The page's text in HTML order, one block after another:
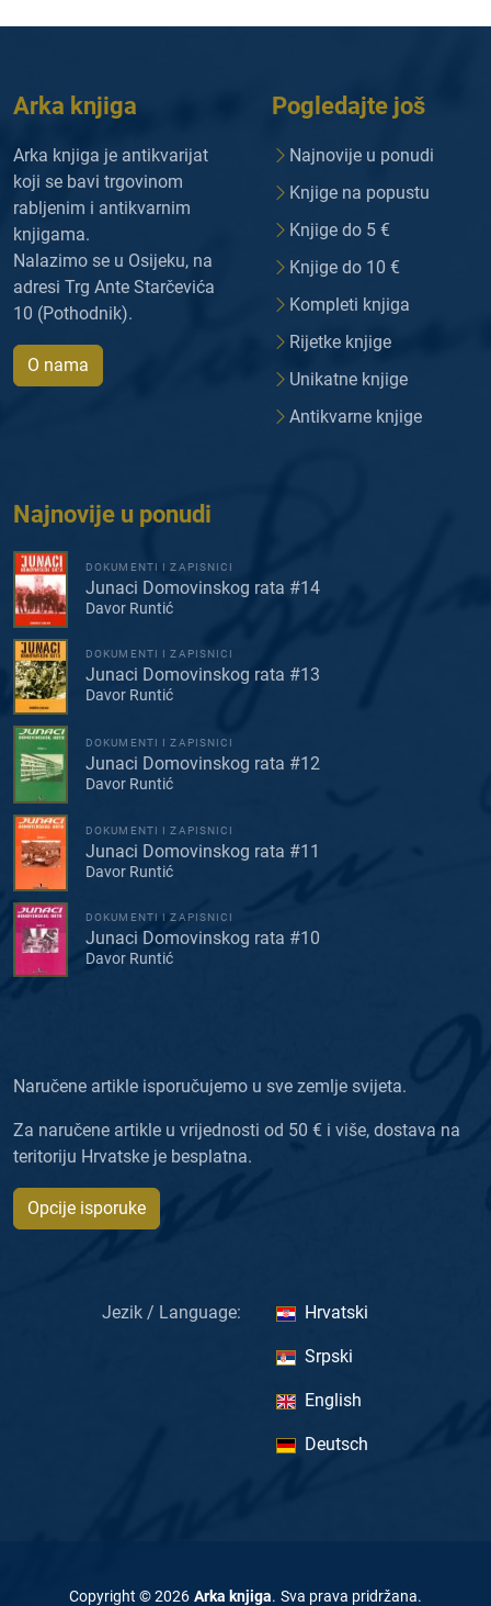
Arka knjiga
Arka knjiga je antikvarijat
koji se bavi trgovinom
rabljenim i antikvarnim
knjigama.
Nalazimo se u Osijeku, na
adresi Trg Ante Starčevića
10 (Pothodnik).
O nama
Pogledajte još
Najnovije u ponudi
Knjige na popustu
Knjige do 5 €
Knjige do 10 €
Kompleti knjiga
Rijetke knjige
Unikatne knjige
Antikvarne knjige
Najnovije u ponudi
DOKUMENTI I ZAPISNICI
Junaci Domovinskog rata #14
Davor Runtić
DOKUMENTI I ZAPISNICI
Junaci Domovinskog rata #13
Davor Runtić
DOKUMENTI I ZAPISNICI
Junaci Domovinskog rata #12
Davor Runtić
DOKUMENTI I ZAPISNICI
Junaci Domovinskog rata #11
Davor Runtić
DOKUMENTI I ZAPISNICI
Junaci Domovinskog rata #10
Davor Runtić
Naručene artikle isporučujemo u sve zemlje svijeta.
Za naručene artikle u vrijednosti od 50 € i više, dostava na
teritoriju Hrvatske je besplatna.
Opcije isporuke
Jezik / Language: Hrvatski
Srpski
English
Deutsch
Copyright ©2026 Arka knjiga. Sva prava pridržana.